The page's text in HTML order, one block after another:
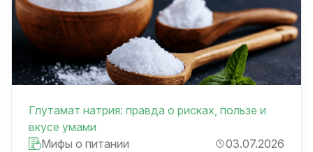
Глутамат натрия: правда о рисках, пользе и
вкусе умами
Мифы о питании
03.07.2026